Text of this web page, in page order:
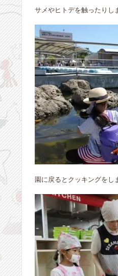
サメやヒトデを触ったりし
園に戻るとクッキングをし